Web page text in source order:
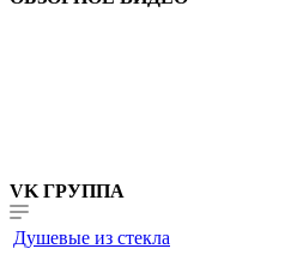
VK ГРУППА
Душевые из стекла